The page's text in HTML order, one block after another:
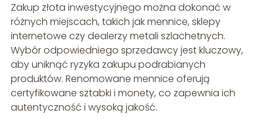
Zakup złota inwestycyjnego można dokonać w
różnych miejscach, takich jak mennice, sklepy
internetowe czy dealerzy metali szlachetnych.
Wybór odpowiedniego sprzedawcy jest kluczowy,
aby uniknąć ryzyka zakupu podrabianych
produktów. Renomowane mennice oferują
certyfikowane sztabki i monety, co zapewnia ich
autentyczność i wysoką jakość.